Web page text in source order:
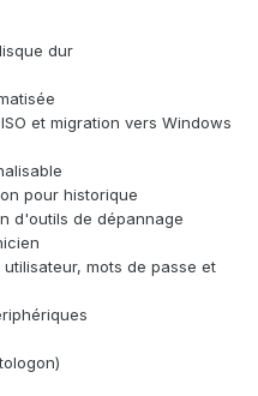
dur
et migration vers Windows
pour historique
d'outils de dépannage
mots de passe et